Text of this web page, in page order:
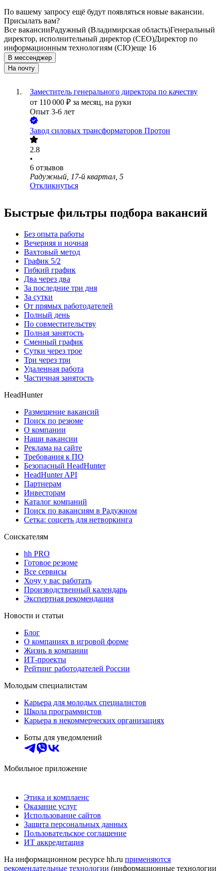
По вашему запросу ещё будут появляться новые вакансии.
Присылать вам?
Все вакансииРадужный (Владимирская область)Генеральный
директор, исполнительный директор (CEO)Директор по
информационным технологиям (CIO)еще 16
В мессенджер
На почту
Заместитель генерального директора по качеству
от 110 000 ₽ за месяц, на руки
Опыт 3-6 лет
Завод силовых трансформаторов Протон
2.8
•
6 отзывов
Радужный, 17-й квартал, 5
Откликнуться
Быстрые фильтры подбора вакансий
Без опыта работы
Вечерняя и ночная
Вахтовый метод
График 5/2
Гибкий график
Два через два
За последние три дня
За сутки
От прямых работодателей
Полный день
По совместительству
Полная занятость
Сменный график
Сутки через трое
Три через три
Удаленная работа
Частичная занятость
HeadHunter
Размещение вакансий
Поиск по резюме
О компании
Наши вакансии
Реклама на сайте
Требования к ПО
Безопасный HeadHunter
HeadHunter API
Партнерам
Инвесторам
Каталог компаний
Поиск по вакансиям в Радужном
Сетка: соцсеть для нетворкинга
Соискателям
hh PRO
Готовое резюме
Все сервисы
Хочу у вас работать
Производственный календарь
Экспертная рекомендация
Новости и статьи
Блог
О компаниях в игровой форме
Жизнь в компании
ИТ-проекты
Рейтинг работодателей России
Молодым специалистам
Карьера для молодых специалистов
Школа программистов
Карьера в некоммерческих организациях
Боты для уведомлений
Мобильное приложение
Этика и комплаенс
Оказание услуг
Использование сайтов
Защита персональных данных
Пользовательское соглашение
ИТ аккредитация
На информационном ресурсе hh.ru применяются
рекомендательные технологии (информационные технологии